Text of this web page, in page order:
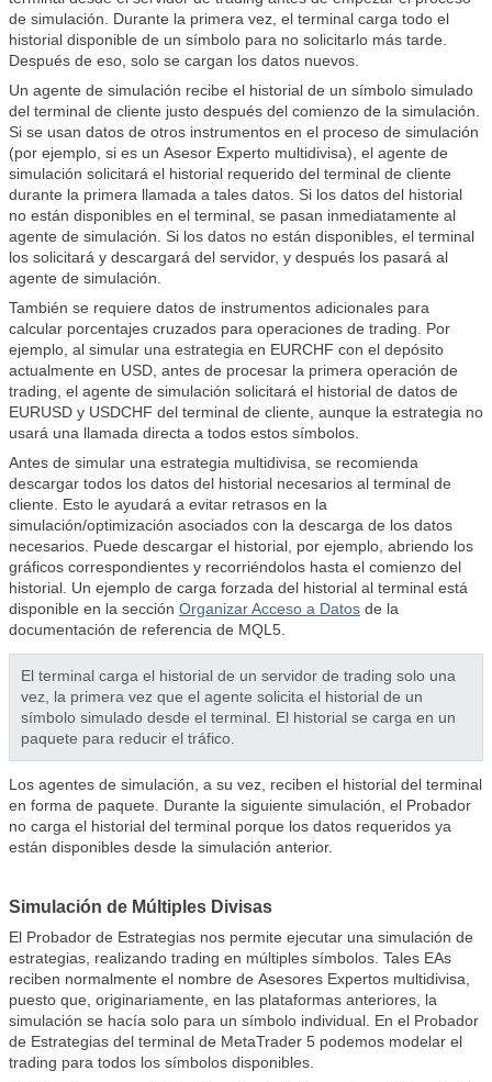
de simulación. Durante la primera vez, el terminal carga todo el
historial disponible de un símbolo para no solicitarlo más tarde.
Después de eso, solo se cargan los datos nuevos.
Un agente de simulación recibe el historial de un símbolo simulado
del terminal de cliente justo después del comienzo de la simulación.
Si se usan datos de otros instrumentos en el proceso de simulación
(por ejemplo, si es un Asesor Experto multidivisa), el agente de
simulación solicitará el historial requerido del terminal de cliente
durante la primera llamada a tales datos. Si los datos del historial
no están disponibles en el terminal, se pasan inmediatamente al
agente de simulación. Si los datos no están disponibles, el terminal
los solicitará y descargará del servidor, y después los pasará al
agente de simulación.
También se requiere datos de instrumentos adicionales para
calcular porcentajes cruzados para operaciones de trading. Por
ejemplo, al simular una estrategia en EURCHF con el depósito
actualmente en USD, antes de procesar la primera operación de
trading, el agente de simulación solicitará el historial de datos de
EURUSD y USDCHF del terminal de cliente, aunque la estrategia no
usará una llamada directa a todos estos símbolos.
Antes de simular una estrategia multidivisa, se recomienda
descargar todos los datos del historial necesarios al terminal de
cliente. Esto le ayudará a evitar retrasos en la
simulación/optimización asociados con la descarga de los datos
necesarios. Puede descargar el historial, por ejemplo, abriendo los
gráficos correspondientes y recorriéndolos hasta el comienzo del
historial. Un ejemplo de carga forzada del historial al terminal está
disponible en la sección Organizar Acceso a Datos de la
documentación de referencia de MQL5.
El terminal carga el historial de un servidor de trading solo una
vez, la primera vez que el agente solicita el historial de un
símbolo simulado desde el terminal. El historial se carga en un
paquete para reducir el tráfico.
Los agentes de simulación, a su vez, reciben el historial del terminal
en forma de paquete. Durante la siguiente simulación, el Probador
no carga el historial del terminal porque los datos requeridos ya
están disponibles desde la simulación anterior.
Simulación de Múltiples Divisas
El Probador de Estrategias nos permite ejecutar una simulación de
estrategias, realizando trading en múltiples símbolos. Tales EAs
reciben normalmente el nombre de Asesores Expertos multidivisa,
puesto que, originariamente, en las plataformas anteriores, la
simulación se hacía solo para un símbolo individual. En el Probador
de Estrategias del terminal de MetaTrader 5 podemos modelar el
trading para todos los símbolos disponibles.